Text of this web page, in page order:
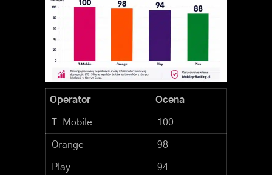
Operator Ocena
T-Mobile 100
Orange 98
Play 94